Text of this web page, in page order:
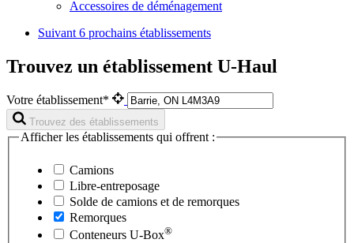
Accessoires de déménagement
Suivant 6 prochains établissements
Trouvez un établissement U-Haul
Votre établissement*
Trouvez des établissements
Afficher les établissements qui offrent :
Camions
Libre-entreposage
Solde de camions et de remorques
Remorques
Conteneurs U-Box®